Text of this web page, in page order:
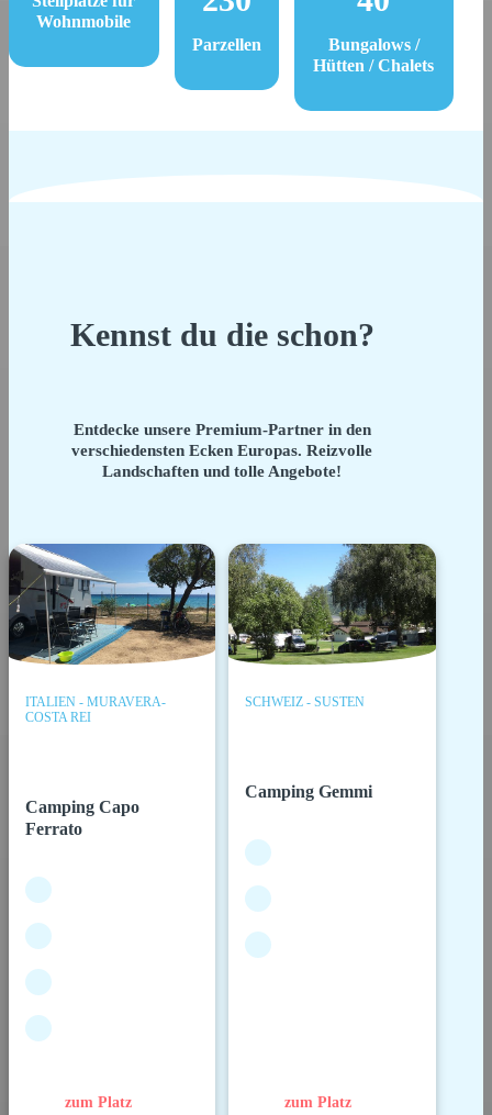
Wohnmobile
Parzellen
Bungalows /
Hütten / Chalets
Kennst du die schon?
Entdecke unsere Premium-Partner in den
verschiedensten Ecken Europas. Reizvolle
Landschaften und tolle Angebote!
ITALIEN - MURAVERA-
COSTA REI
Camping Capo
Ferrato
zum Platz
SCHWEIZ - SUSTEN
Camping Gemmi
zum Platz